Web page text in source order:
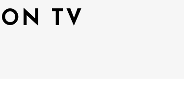
TV